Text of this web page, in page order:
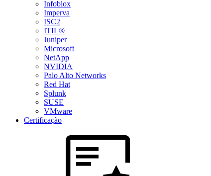
Infoblox
Imperva
ISC2
ITIL®
Juniper
Microsoft
NetApp
NVIDIA
Palo Alto Networks
Red Hat
Splunk
SUSE
VMware
Certificação